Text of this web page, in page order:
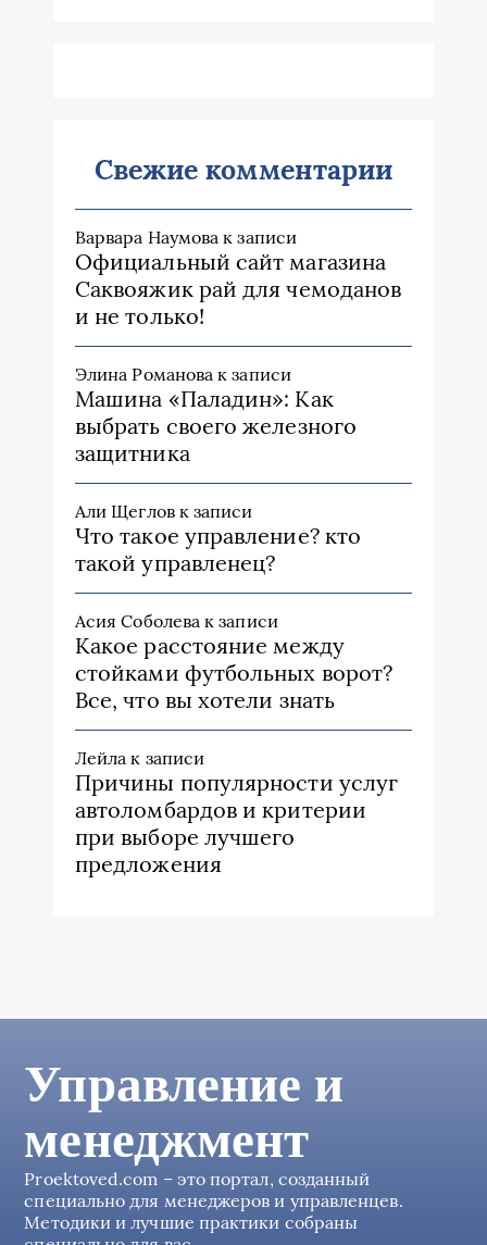
Свежие комментарии
Варвара Наумова к записи
Официальный сайт магазина
Саквояжик рай для чемоданов
и не только!
Элина Романова к записи
Машина «Паладин»: Как
выбрать своего железного
защитника
Али Щегловк записи
Что такое управление? кто
такой управленец?
Асия Соболева к записи
Какое расстояние между
стойками футбольных ворот?
Все, что вы хотели знать
Лейла к записи
Причины популярности услуг
автоломбардов и критерии
при выборе лучшего
предложения
Управление и
менеджмент
Proektoved.com – это портал, созданный
специально для менеджеров и управленцев.
Методики и лучшие практики собраны